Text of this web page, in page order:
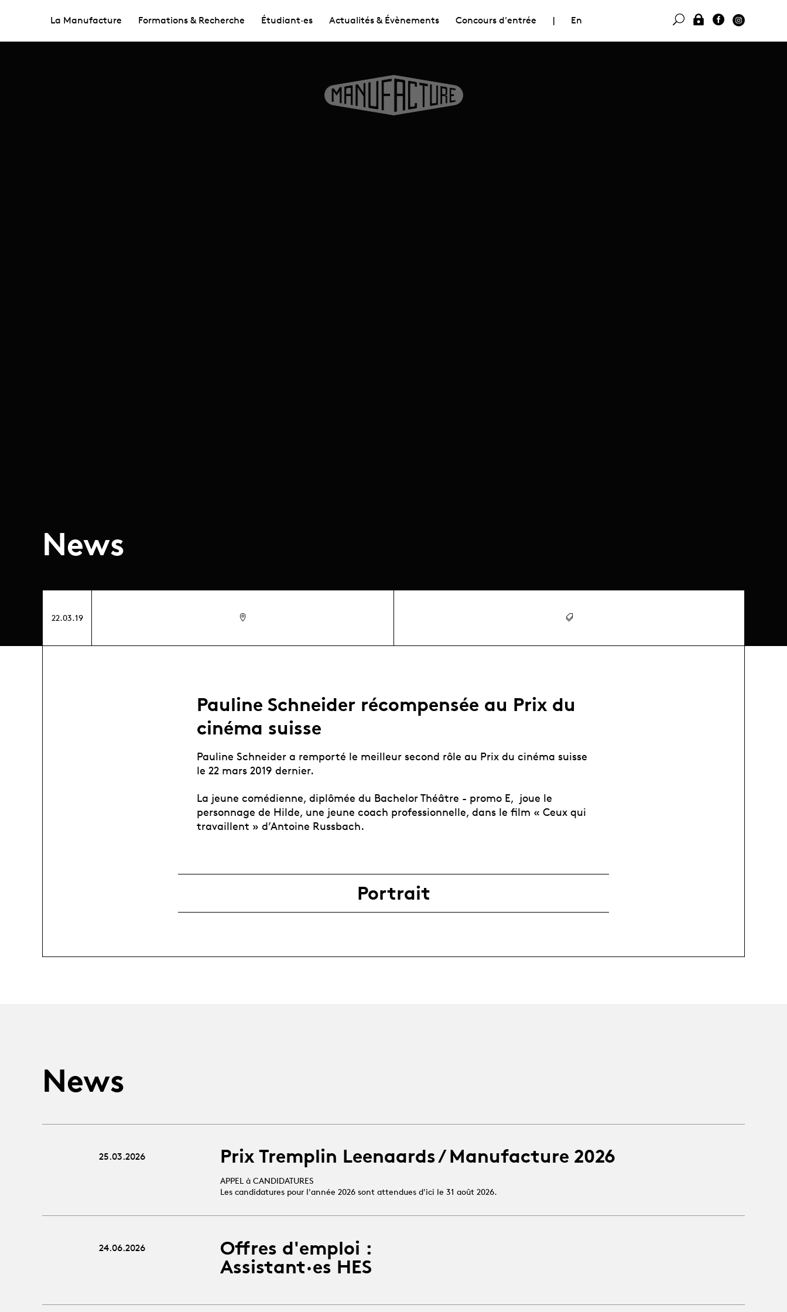
La Manufacture Formations & Recherche Étudiant·es Actualités & Évènements Concours d'entrée | En
News
22.03.19
Pauline Schneider récompensée au Prix du
cinéma suisse
Pauline Schneider a remporté le meilleur second rôle au Prix du cinéma suisse
le 22 mars 2019 dernier.
La jeune comédienne, diplômée du Bachelor Théâtre - promo E, joue le
personnage de Hilde, une jeune coach professionnelle, dans le film « Ceux qui
travaillent » d’Antoine Russbach.
Portrait
News
25.03.2026 Prix Tremplin Leenaards / Manufacture 2026
APPEL à CANDIDATURES
Les candidatures pour l'année 2026 sont attendues d'ici le 31 août 2026.
24.06.2026
Offres d'emploi :
Assistant·es HES